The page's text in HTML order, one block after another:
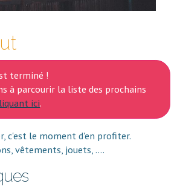
terminé !
à parcourir la liste des prochains
ici.
c'est le moment d'en profiter.
vêtements, jouets, ....